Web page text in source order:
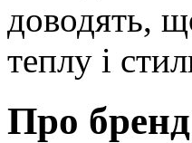
доводять,
теплу і
Про